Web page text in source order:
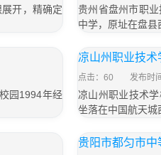
开，精确定
贵州省盘州市职
中学，原址在盘
园1994年经
凉山州职业技术
点击：60 发布时
凉山州职业技术
坐落在中国航天城
贵阳市都匀市